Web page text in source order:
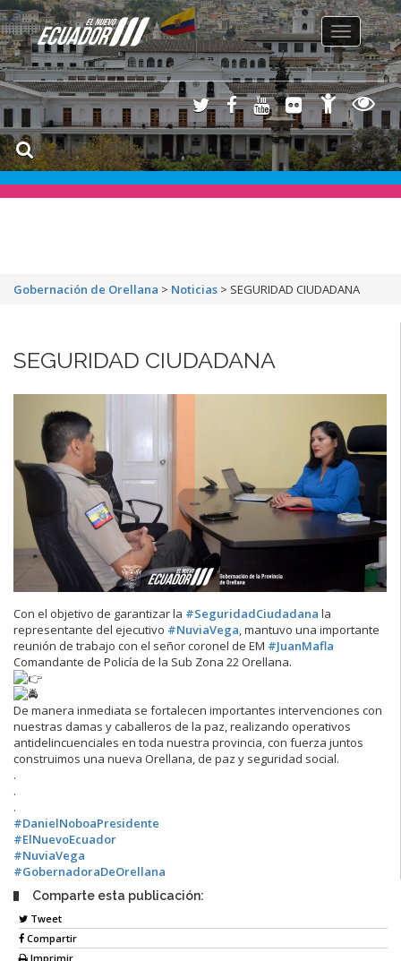
Toggle
navigation
Gobernación de Orellana > Noticias > SEGURIDAD CIUDADANA
SEGURIDAD CIUDADANA
Con el objetivo de garantizar la #SeguridadCiudadana la
representante del ejecutivo #NuviaVega, mantuvo una importante
reunión de trabajo con el señor coronel de EM #JuanMafla
Comandante de Policía de la Sub Zona 22 Orellana.
De manera inmediata se fortalecen importantes intervenciones con
nuestras damas y caballeros de la paz, realizando operativos
antidelincuenciales en toda nuestra provincia, con fuerza juntos
construimos una nueva Orellana, de paz y seguridad social.
.
.
.
#DanielNoboaPresidente
#ElNuevoEcuador
#NuviaVega
#GobernadoraDeOrellana
Comparte esta publicación:
Tweet
Compartir
Imprimir